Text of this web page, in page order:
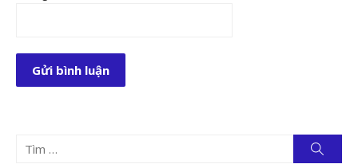
Tìm
kiếm